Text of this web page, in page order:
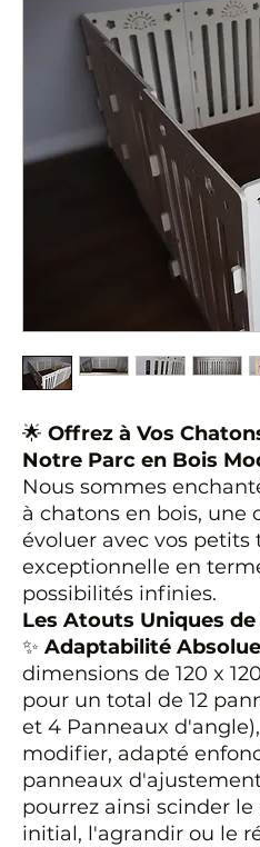
🌟 Offrez à Vos
Notre Parc en Bois
Nous sommes
à chatons en bois, une
évoluer avec vos
exceptionnelle en
possibilités infinies.
Les Atouts Uniques
✨ Adaptabilité
dimensions de 120 x
pour un total de 12
et 4 Panneaux
modifier, adapté
panneaux
pourrez ainsi scinder
initial, l'agrandir ou le